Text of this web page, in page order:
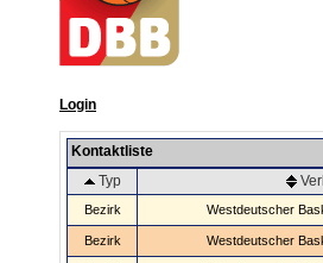
Login
Kontaktliste
Typ
Bezirk Westdeutscher
Bezirk Westdeutscher